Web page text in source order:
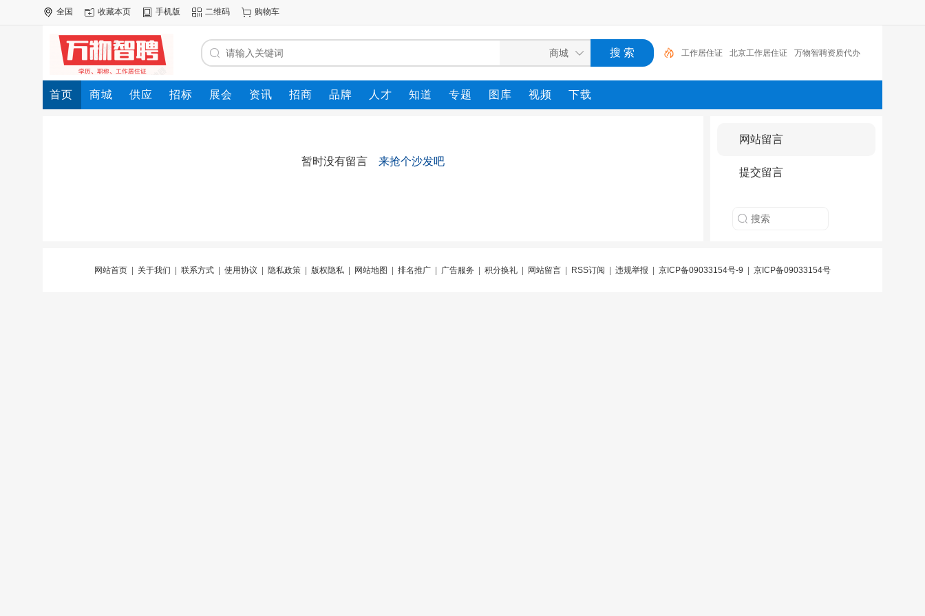
全国 收藏本页 手机版 二维码 购物车
工作居住证 北京工作居住证 万物智聘资质代办
自考 工作居住证办理 菜鸟无忧 居住证办理 亿菲
润滑油 幼升小 居住证
首页 商城 供应 招标 展会 资讯 招商 品牌 人才 知道 专题 图库 视频 下载
暂时没有留言 来抢个沙发吧
网站留言
提交留言
网站首页 关于我们 联系方式 使用协议 隐私政策 版权隐私 网站地图 排名推广 广告服务 积分换礼 网站留言 RSS订阅 违规举报 京ICP备09033154号-9 京ICP备09033154号